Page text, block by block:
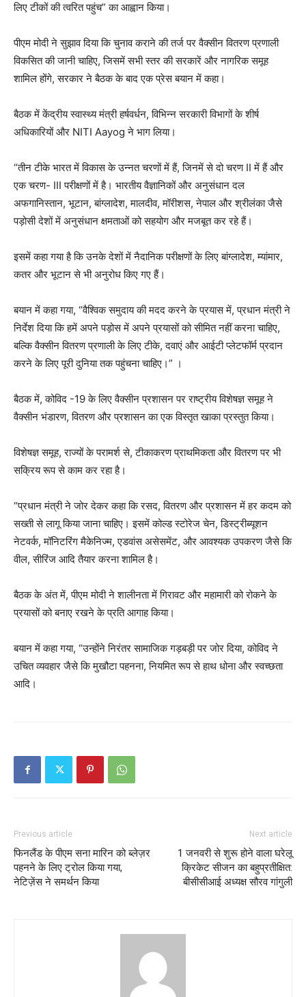
लिए टीकों की त्वरित पहुंच” का आह्वान किया।
पीएम मोदी ने सुझाव दिया कि चुनाव कराने की तर्ज पर वैक्सीन वितरण प्रणाली
विकसित की जानी चाहिए, जिसमें सभी स्तर की सरकारें और नागरिक समूह
शामिल होंगे, सरकार ने बैठक के बाद एक प्रेस बयान में कहा।
बैठक में केंद्रीय स्वास्थ्य मंत्री हर्षवर्धन, विभिन्न सरकारी विभागों के शीर्ष
अधिकारियों और NITI Aayog ने भाग लिया।
“तीन टीके भारत में विकास के उन्नत चरणों में हैं, जिनमें से दो चरण II में हैं और
एक चरण- III परीक्षणों में है। भारतीय वैज्ञानिकों और अनुसंधान दल
अफगानिस्तान, भूटान, बांग्लादेश, मालदीव, मॉरीशस, नेपाल और श्रीलंका जैसे
पड़ोसी देशों में अनुसंधान क्षमताओं को सहयोग और मजबूत कर रहे हैं।
इसमें कहा गया है कि उनके देशों में नैदानिक ​​परीक्षणों के लिए बांग्लादेश, म्यांमार,
कतर और भूटान से भी अनुरोध किए गए हैं।
बयान में कहा गया, “वैश्विक समुदाय की मदद करने के प्रयास में, प्रधान मंत्री ने
निर्देश दिया कि हमें अपने पड़ोस में अपने प्रयासों को सीमित नहीं करना चाहिए,
बल्कि वैक्सीन वितरण प्रणाली के लिए टीके, दवाएं और आईटी प्लेटफॉर्म प्रदान
करने के लिए पूरी दुनिया तक पहुंचना चाहिए।” ।
बैठक में, कोविद -19 के लिए वैक्सीन प्रशासन पर राष्ट्रीय विशेषज्ञ समूह ने
वैक्सीन भंडारण, वितरण और प्रशासन का एक विस्तृत खाका प्रस्तुत किया।
विशेषज्ञ समूह, राज्यों के परामर्श से, टीकाकरण प्राथमिकता और वितरण पर भी
सक्रिय रूप से काम कर रहा है।
“प्रधान मंत्री ने जोर देकर कहा कि रसद, वितरण और प्रशासन में हर कदम को
सख्ती से लागू किया जाना चाहिए। इसमें कोल्ड स्टोरेज चेन, डिस्ट्रीब्यूशन
नेटवर्क, मॉनिटरिंग मैकेनिज्म, एडवांस असेसमेंट, और आवश्यक उपकरण जैसे कि
वील, सीरिंज आदि तैयार करना शामिल है।
बैठक के अंत में, पीएम मोदी ने शालीनता में गिरावट और महामारी को रोकने के
प्रयासों को बनाए रखने के प्रति आगाह किया।
बयान में कहा गया, “उन्होंने निरंतर सामाजिक गड़बड़ी पर जोर दिया, कोविद ने
उचित व्यवहार जैसे कि मुखौटा पहनना, नियमित रूप से हाथ धोना और स्वच्छता
आदि।
Previous article
फिनलैंड के पीएम सना मारिन को ब्लेज़र
पहनने के लिए ट्रोल किया गया,
नेटिज़ेंस ने समर्थन किया
Next article
1 जनवरी से शुरू होने वाला घरेलू
क्रिकेट सीजन का बहुप्रतीक्षित:
बीसीसीआई अध्यक्ष सौरव गांगुली